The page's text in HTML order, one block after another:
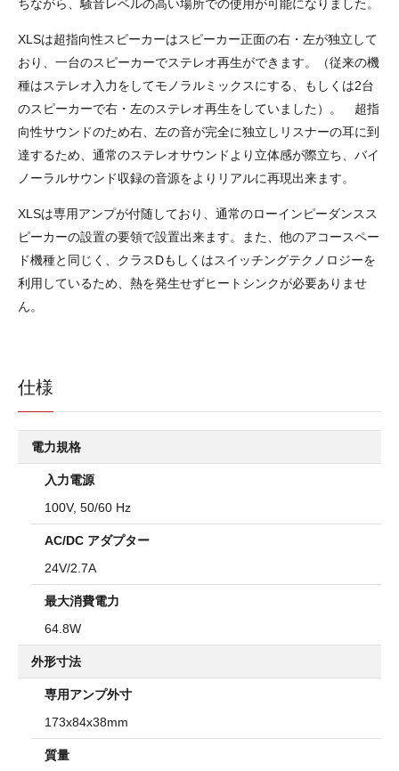
ちながら、騒音レベルの高い場所での使用が可能になりました。
XLSは超指向性スピーカーはスピーカー正面の右・左が独立して
おり、一台のスピーカーでステレオ再生ができます。（従来の機
種はステレオ入力をしてモノラルミックスにする、もしくは2台
のスピーカーで右・左のステレオ再生をしていました）。 超指
向性サウンドのため右、左の音が完全に独立しリスナーの耳に到
達するため、通常のステレオサウンドより立体感が際立ち、バイ
ノーラルサウンド収録の音源をよりリアルに再現出来ます。
XLSは専用アンプが付随しており、通常のローインピーダンスス
ピーカーの設置の要領で設置出来ます。また、他のアコースペー
ド機種と同じく、クラスDもしくはスイッチングテクノロジーを
利用しているため、熱を発生せずヒートシンクが必要ありませ
ん。
仕様
電力規格
入力電源
100V, 50/60 Hz
AC/DC アダプター
24V/2.7A
最大消費電力
64.8W
外形寸法
専用アンプ外寸
173x84x38mm
質量